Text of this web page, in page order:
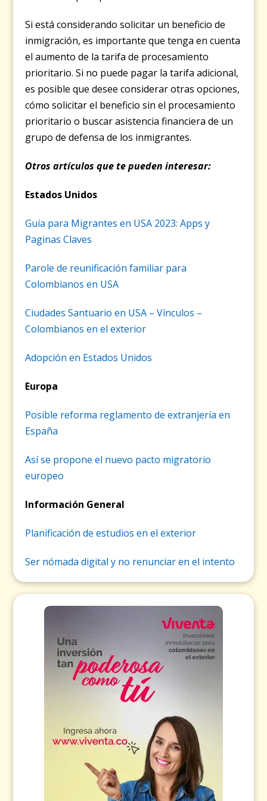
Si está considerando solicitar un beneficio de
inmigración, es importante que tenga en cuenta
el aumento de la tarifa de procesamiento
prioritario. Si no puede pagar la tarifa adicional,
es posible que desee considerar otras opciones,
cómo solicitar el beneficio sin el procesamiento
prioritario o buscar asistencia financiera de un
grupo de defensa de los inmigrantes.
Otros artículos que te pueden interesar:
Estados Unidos
Guía para Migrantes en USA 2023: Apps y
Paginas Claves
Parole de reunificación familiar para
Colombianos en USA
Ciudades Santuario en USA – Vínculos –
Colombianos en el exterior
Adopción en Estados Unidos
Europa
Posible reforma reglamento de extranjería en
España
Así se propone el nuevo pacto migratorio
europeo
Información General
Planificación de estudios en el exterior
Ser nómada digital y no renunciar en el intento